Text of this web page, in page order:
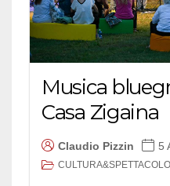
Musica
Casa Zigaina
Claudio Pizzin 5
CULTURA&SPETTACOLO